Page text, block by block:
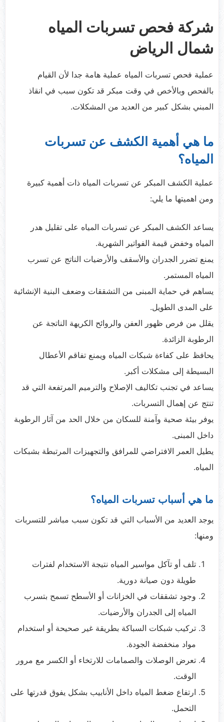
شركة فحص تسربات المياه
شمال الرياض
عملية فحص تسربات المياه عملية هامة جدا لأن القيام
بالفحص وبالأخص في وقت مبكر قد تكون سبب في انقاذ
المبني بشكل كبير من العديد من المشكلات.
ما هي أهمية الكشف عن تسربات
المياه؟
عملية الكشف المبكر عن تسربات المياه ذات أهمية كبيرة
ومن اهميتها ما يلي:
يساعد الكشف المبكر عن تسربات المياه على تقليل هدر
المياه وخفض قيمة الفواتير الشهرية.
يمنع تضرر الجدران والأسقف والأرضيات الناتج عن تسرب
المياه المستمر.
يساهم في حماية المبنى من التشققات وضعف البنية الإنشائية
على المدى الطويل.
يقلل من فرص ظهور العفن والروائح الكريهة الناتجة عن
الرطوبة الزائدة.
يحافظ على كفاءة شبكات المياه ويمنع تفاقم الأعطال
البسيطة إلى مشكلات أكبر.
يساعد في تجنب تكاليف الإصلاح والترميم المرتفعة التي قد
تنتج عن إهمال التسربات.
يوفر بيئة صحية وآمنة للسكان من خلال الحد من آثار الرطوبة
داخل المبنى.
يطيل العمر الافتراضي للمرافق والتجهيزات المرتبطة بشبكات
المياه.
ما هي أسباب تسربات المياه؟
يوجد العديد من الأسباب التي قد تكون سبب مباشر للتسربات
ومنها:
تلف أو تآكل مواسير المياه نتيجة الاستخدام لفترات
طويلة دون صيانة دورية.
وجود تشققات في الخزانات أو الأسطح تسمح بتسرب
المياه إلى الجدران والأرضيات.
تركيب شبكات السباكة بطريقة غير صحيحة أو استخدام
مواد منخفضة الجودة.
تعرض الوصلات والصمامات للارتخاء أو الكسر مع مرور
الوقت.
ارتفاع ضغط المياه داخل الأنابيب بشكل يفوق قدرتها على
التحمل.